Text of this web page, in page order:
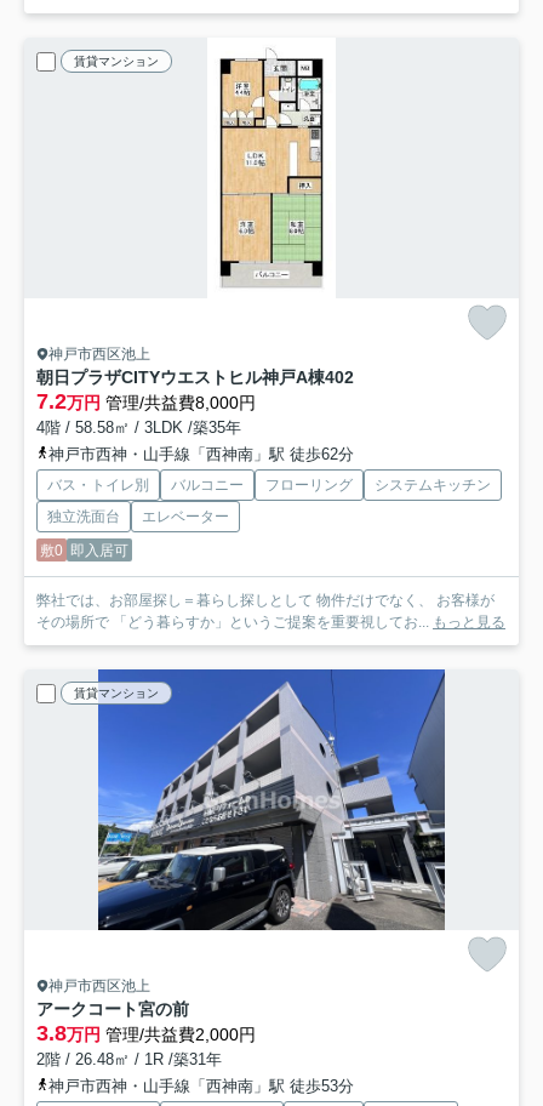
賃貸マンション
神戸市西区池上
朝日プラザCITYウエストヒル神戸A棟402
7.2万円 管理/共益費8,000円
4階 / 58.58㎡ / 3LDK /築35年
神戸市西神・山手線「西神南」駅 徒歩62分
バス・トイレ別 バルコニー フローリング
システムキッチン
独立洗面台
エレベーター
敷0 即入居可
弊社では、お部屋探し＝暮らし探しとして 物件だけでなく、 お客様が
その場所で 「どう暮らすか」というご提案を重要視してお... もっと見る
賃貸マンション
神戸市西区池上
アークコート宮の前
3.8万円 管理/共益費2,000円
2階 / 26.48㎡ / 1R /築31年
神戸市西神・山手線「西神南」駅 徒歩53分